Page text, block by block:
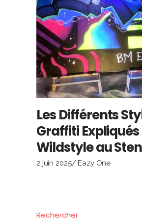
Les Différents
Graffiti Expliqués
Wildstyle au
2 juin 2025 Eazy One
Rechercher